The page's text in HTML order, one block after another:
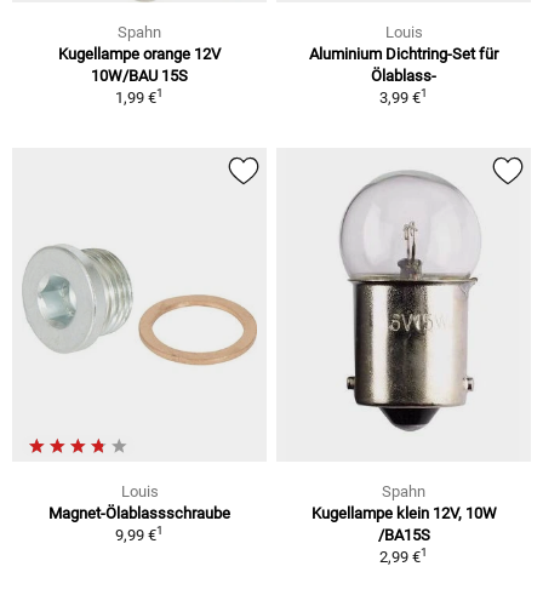
Spahn
Kugellampe orange 12V
10W/BAU 15S
1,99 €1
Louis
Aluminium Dichtring-Set für
Ölablass-
3,99 €1
Louis
Magnet-Ölablassschraube
9,99 €1
Spahn
Kugellampe klein 12V, 10W
/BA15S
2,99 €1